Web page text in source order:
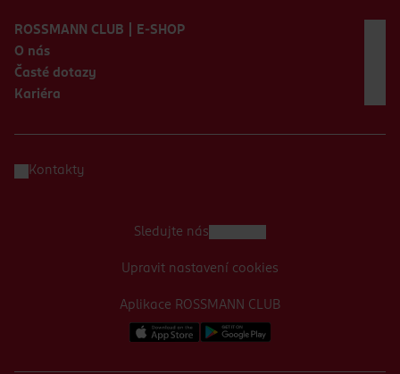
ROSSMANN CLUB | E-SHOP
O nás
Časté dotazy
Kariéra
Kontakty
Aplikace ROSSMANN CLUB
Sledujte nás
Upravit nastavení cookies